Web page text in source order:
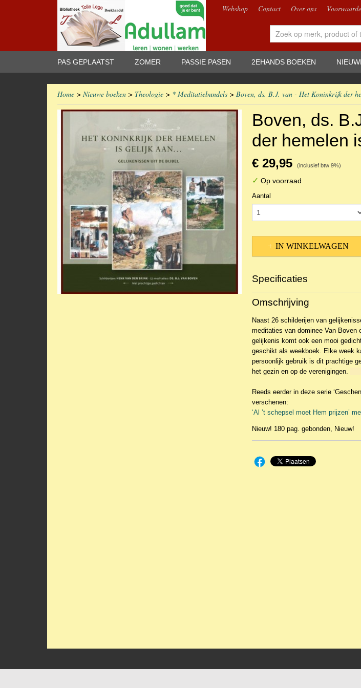
Webshop Contact Over ons
PAS GEPLAATST ZOMER PASSIE PASEN 2EHANDS BOEKEN
Home > Nieuwe boeken > Theologie > * Meditatiebundels > Boven, ds. B.J. van - Het Koninkrijk der
Boven, ds.
der hemelen
€ 29,95 (inclusief btw 9%)
✓ Op voorraad
Aantal
IN WINKELWAGEN
Specificaties
Productcode
EAN code
Productcode leverancier
Omschrijving
Naast 26 schilderijen van
meditaties van dominee Van
gelijkenis komt ook een mooi
geschikt als weekboek. Elke week
persoonlijk gebruik is dit prachtige
het gezin en op de verenigingen.
Reeds eerder in deze serie
verschenen:
‘Al ’t schepsel moet Hem prijzen’
Nieuw! 180 pag. gebonden, Nieuw!